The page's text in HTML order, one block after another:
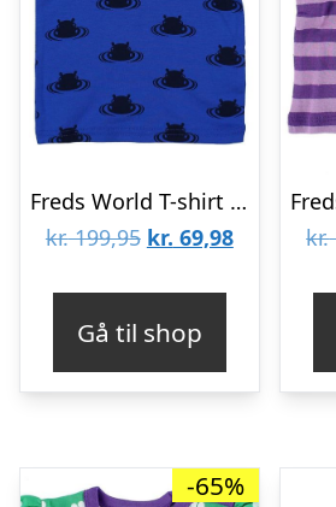
Freds World T-shirt – Blå m. Flodheste
kr.199,95 Den
var:
kr. 199,95.
kr. 69,98Den
kr. 69,98.
Gå til shop
kr.
-65%